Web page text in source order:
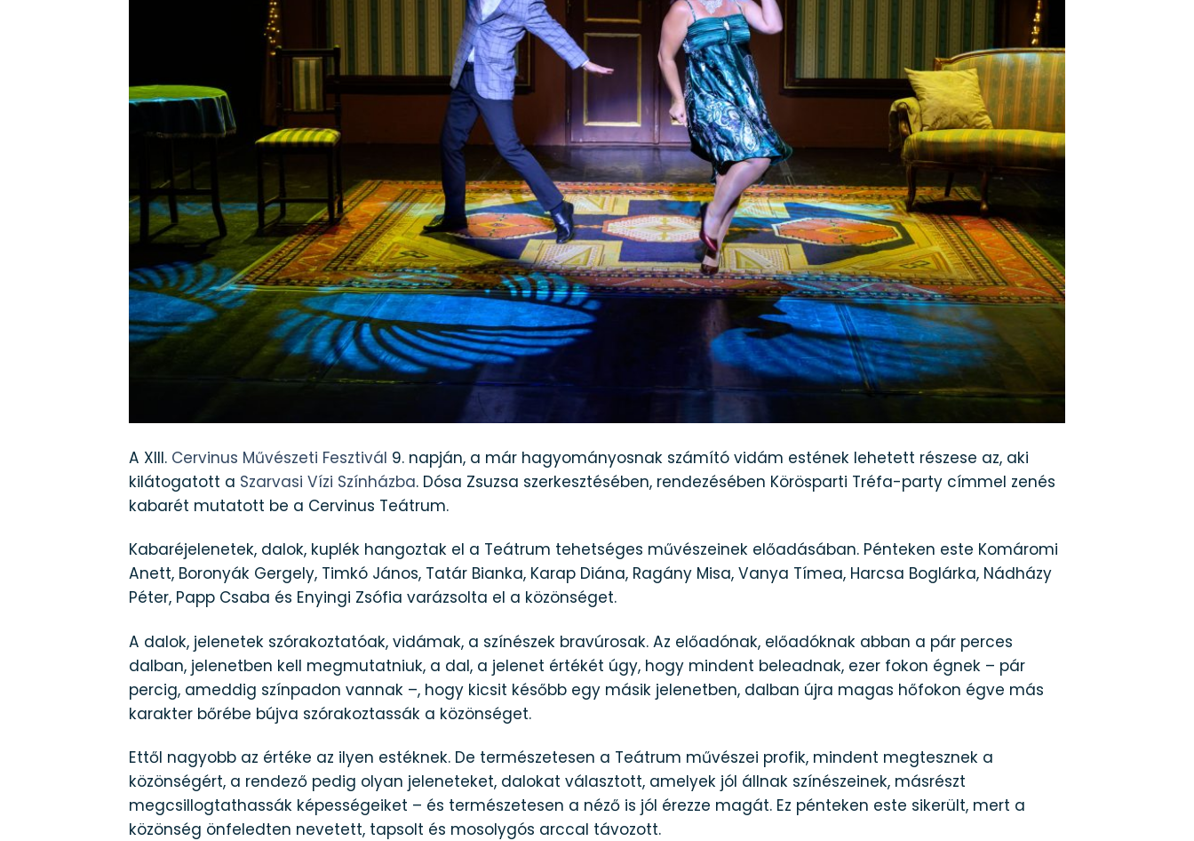
A XIII. Cervinus Művészeti Fesztivál 9. napján, a már hagyományosnak számító vidám estének lehetett részese az, aki
kilátogatott a Szarvasi Vízi Színházba. Dósa Zsuzsa szerkesztésében, rendezésében Körösparti Tréfa-party címmel zenés
kabarét mutatott be a Cervinus Teátrum.
Kabaréjelenetek, dalok, kuplék hangoztak el a Teátrum tehetséges művészeinek előadásában. Pénteken este Komáromi
Anett, Boronyák Gergely, Timkó János, Tatár Bianka, Karap Diána, Ragány Misa, Vanya Tímea, Harcsa Boglárka, Nádházy
Péter, Papp Csaba és Enyingi Zsófia varázsolta el a közönséget.
A dalok, jelenetek szórakoztatóak, vidámak, a színészek bravúrosak. Az előadónak, előadóknak abban a pár perces
dalban, jelenetben kell megmutatniuk, a dal, a jelenet értékét úgy, hogy mindent beleadnak, ezer fokon égnek – pár
percig, ameddig színpadon vannak –, hogy kicsit később egy másik jelenetben, dalban újra magas hőfokon égve más
karakter bőrébe bújva szórakoztassák a közönséget.
Ettől nagyobb az értéke az ilyen estéknek. De természetesen a Teátrum művészei profik, mindent megtesznek a
közönségért, a rendező pedig olyan jeleneteket, dalokat választott, amelyek jól állnak színészeinek, másrészt
megcsillogtathassák képességeiket – és természetesen a néző is jól érezze magát. Ez pénteken este sikerült, mert a
közönség önfeledten nevetett, tapsolt és mosolygós arccal távozott.